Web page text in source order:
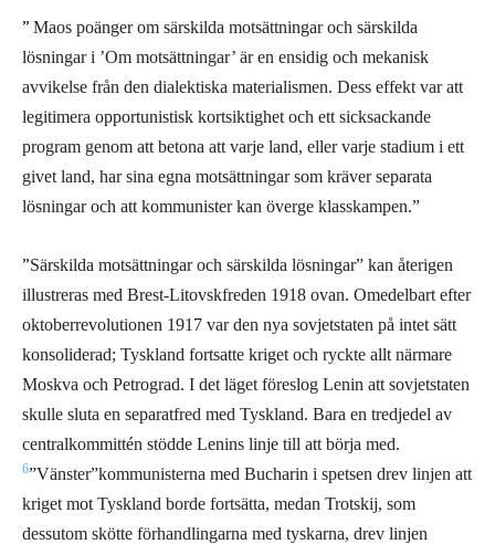
” Maos poänger om särskilda motsättningar och särskilda
lösningar i ’Om motsättningar’ är en ensidig och mekanisk
avvikelse från den dialektiska materialismen. Dess effekt var att
legitimera opportunistisk kortsiktighet och ett sicksackande
program genom att betona att varje land, eller varje stadium i ett
givet land, har sina egna motsättningar som kräver separata
lösningar och att kommunister kan överge klasskampen.”
”Särskilda motsättningar och särskilda lösningar” kan återigen
illustreras med Brest-Litovskfreden 1918 ovan. Omedelbart efter
oktoberrevolutionen 1917 var den nya sovjetstaten på intet sätt
konsoliderad; Tyskland fortsatte kriget och ryckte allt närmare
Moskva och Petrograd. I det läget föreslog Lenin att sovjetstaten
skulle sluta en separatfred med Tyskland. Bara en tredjedel av
centralkommittén stödde Lenins linje till att börja med.
6”Vänster”kommunisterna med Bucharin i spetsen drev linjen att
kriget mot Tyskland borde fortsätta, medan Trotskij, som
dessutom skötte förhandlingarna med tyskarna, drev linjen